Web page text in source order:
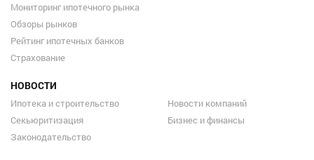
Мониторинг ипотечного рынка
Обзоры рынков
Рейтинг ипотечных банков
Страхование
НОВОСТИ
Ипотека и строительство
Секьюритизация
Законодательство
Новости компаний
Бизнес и финансы